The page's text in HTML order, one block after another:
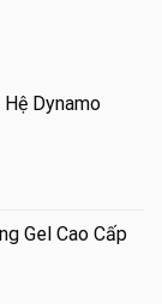
Dynamo
Gel Cao Cấp